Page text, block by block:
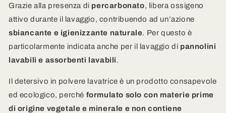
Grazie alla presenza di percarbonato, libera ossigeno
attivo durante il lavaggio, contribuendo ad un’azione
sbiancante e igienizzante naturale. Per questo è
particolarmente indicata anche per il lavaggio di pannolini
lavabili e assorbenti lavabili.
Il detersivo in polvere lavatrice è un prodotto consapevole
ed ecologico, perché formulato solo con materie prime
di origine vegetale e minerale e non contiene